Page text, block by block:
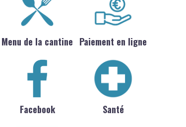
Menu de la cantine Paiement en ligne
Facebook Santé